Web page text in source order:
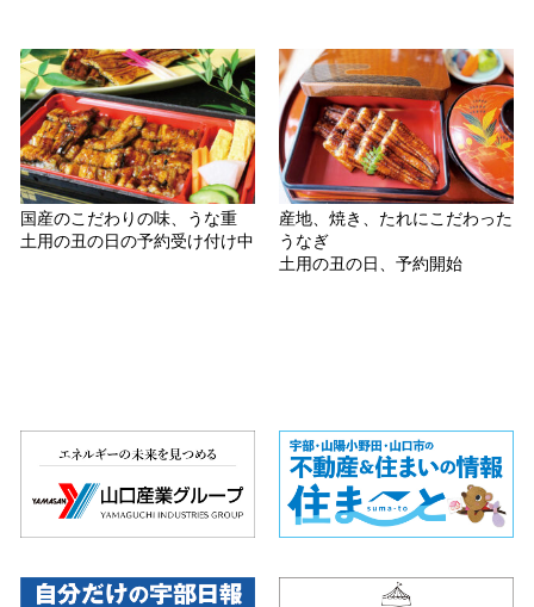
国産のこだわりの味、うな重
土用の丑の日の予約受け付け中
産地、焼き、たれにこだわった
うなぎ
土用の丑の日、予約開始